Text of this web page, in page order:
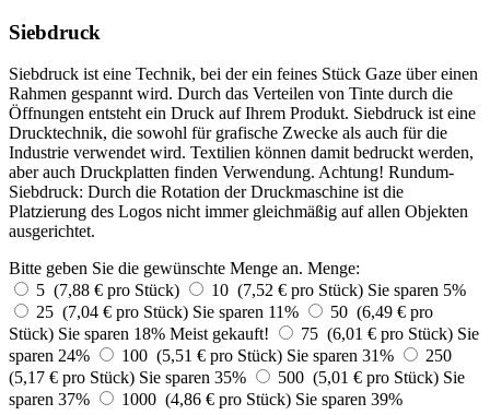
Siebdruck
Siebdruck ist eine Technik, bei der ein feines Stück Gaze über einen
Rahmen gespannt wird. Durch das Verteilen von Tinte durch die
Öffnungen entsteht ein Druck auf Ihrem Produkt. Siebdruck ist eine
Drucktechnik, die sowohl für grafische Zwecke als auch für die
Industrie verwendet wird. Textilien können damit bedruckt werden,
aber auch Druckplatten finden Verwendung. Achtung! Rundum-
Siebdruck: Durch die Rotation der Druckmaschine ist die
Platzierung des Logos nicht immer gleichmäßig auf allen Objekten
ausgerichtet.
Bitte geben Sie die gewünschte Menge an. Menge:
5 (7,88 € pro Stück)
10 (7,52 € pro Stück) Sie sparen 5%
25 (7,04 € pro Stück) Sie sparen 11%
50 (6,49 € pro
Stück) Sie sparen 18% Meist gekauft! 75 (6,01 € pro Stück) Sie
sparen 24%
100 (5,51 € pro Stück) Sie sparen 31%
250
(5,17 € pro Stück) Sie sparen 35% 500 (5,01 € pro Stück) Sie
sparen 37%
1000 (4,86 € pro Stück) Sie sparen 39%